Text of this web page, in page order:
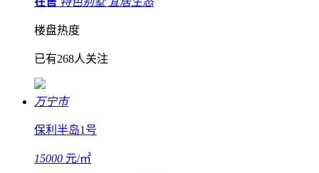
楼盘热度
已有268人关注
万宁市
保利半岛1号
15000 元/㎡